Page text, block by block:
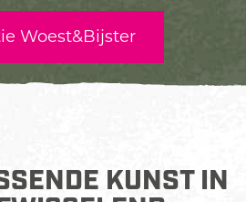
Woest&Bijster
KUNST IN